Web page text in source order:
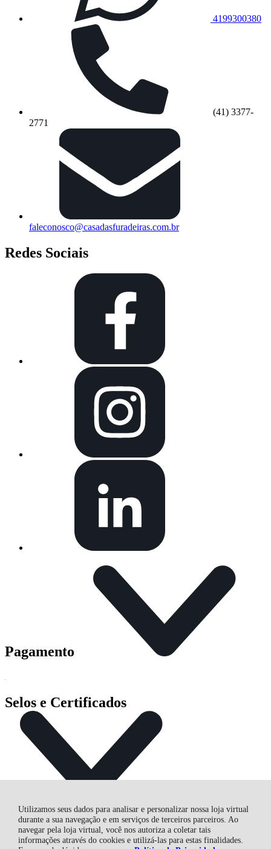
Utilizamos seus dados para analisar e personalizar nossa loja virtual
durante a sua navegação e em serviços de terceiros parceiros. Ao
navegar pela loja virtual, você nos autoriza a coletar tais
informações através do cookies e utilizá-las para estas finalidades.
4199300380
(41) 3377-
2771
faleconosco@casadasfuradeiras.com.br
Redes Sociais
Pagamento
Selos e Certificados
CASA DAS FURADEIRAS FERTEMP COMERCIAL LTDA,